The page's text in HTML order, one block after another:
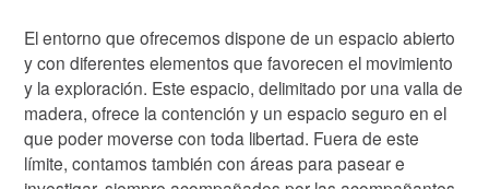
El entorno que ofrecemos dispone de un espacio abierto
y con diferentes elementos que favorecen el movimiento
y la exploración. Este espacio, delimitado por una valla de
madera, ofrece la contención y un espacio seguro en el
que poder moverse con toda libertad. Fuera de este
límite, contamos también con áreas para pasear e